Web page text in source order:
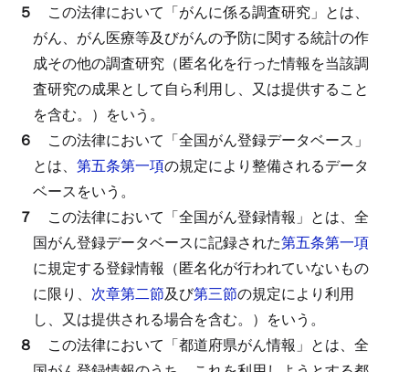
５ この法律において「がんに係る調査研究」とは、
がん、がん医療等及びがんの予防に関する統計の作
成その他の調査研究（匿名化を行った情報を当該調
査研究の成果として自ら利用し、又は提供すること
を含む。）をいう。
６ この法律において「全国がん登録データベース」
とは、 第五条第一項の規定により整備されるデータ
ベースをいう。
７ この法律において「全国がん登録情報」とは、全
国がん登録データベースに記録された第五条第一項
に規定する登録情報（匿名化が行われていないもの
に限り、 次章第二節及び第三節の規定により利用
し、又は提供される場合を含む。）をいう。
８ この法律において「都道府県がん情報」とは、全